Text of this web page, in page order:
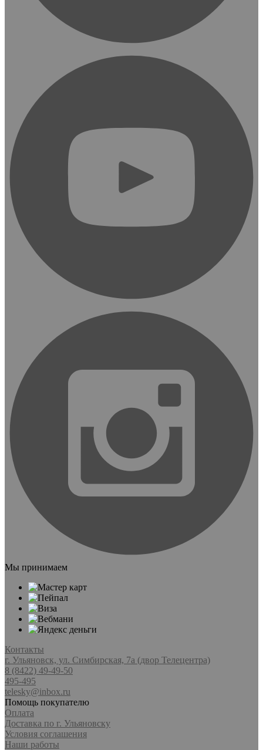
Мы принимаем
Контакты
г. Ульяновск, ул. Симбирская, 7а (двор Телецентра)
8 (8422) 49-49-50
495-495
telesky@inbox.ru
Помощь покупателю
Оплата
Доставка по г. Ульяновску
Условия соглашения
Наши работы